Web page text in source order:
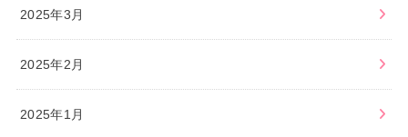
2025年3月
2025年2月
2025年1月